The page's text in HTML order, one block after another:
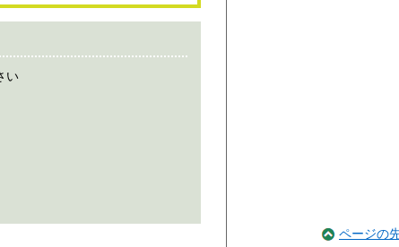
い
ページの